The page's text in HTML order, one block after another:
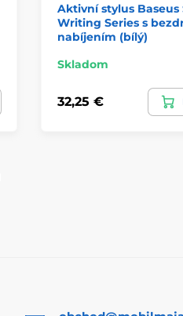
Aktivní stylus Baseus
Writing Series s
nabíjením (bílý)
Skladom
32,25 €